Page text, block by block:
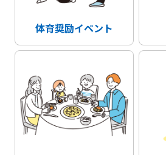
体育奨励イベント